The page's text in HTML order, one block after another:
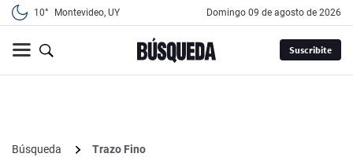
10° Montevideo, UY domingo 09 de agosto de 2026
Suscribite
Búsqueda
Trazo Fino